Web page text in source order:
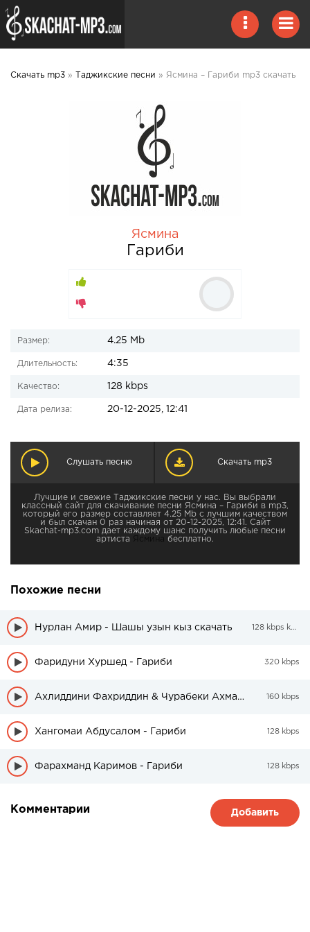
Скачать mp3 » Таджикские песни » Ясмина – Гариби mp3 скачать
Ясмина
Гариби
Размер: 4.25 Mb
Длительность: 4:35
Качество: 128 kbps
Дата релиза: 20-12-2025, 12:41
Слушать песню Скачать mp3
Лучшие и свежие Таджикские песни у нас. Вы выбрали
классный сайт для скачивание песни Ясмина – Гариби в mp3,
который его размер составляет 4.25 Mb с лучшим качеством
и был скачан 0 раз начиная от 20-12-2025, 12:41. Сайт
Skachat-mp3.com дает каждому шанс получить любые песни
артиста
Ясмина бесплатно.
Похожие песни
Нурлан Амир - Шашы узын кыз скачать 128 kbps kbps
Фаридуни Хуршед - Гариби 320 kbps
Ахлиддини Фахриддин & Чурабеки Ахмадчон - Гариби 160 kbps
Хангомаи Абдусалом - Гариби 128 kbps
Фарахманд Каримов - Гариби 128 kbps
Комментарии Добавить